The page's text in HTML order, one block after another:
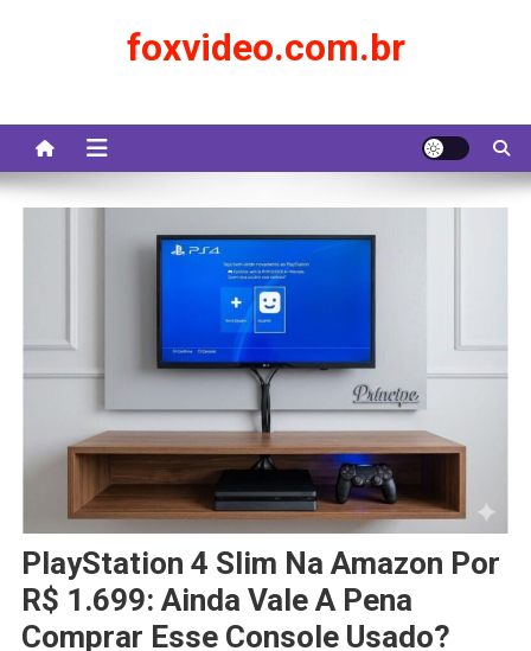
foxvideo.com.br
PlayStation 4 Slim Na Amazon Por
R$ 1.699: Ainda Vale A Pena
Comprar Esse Console Usado?